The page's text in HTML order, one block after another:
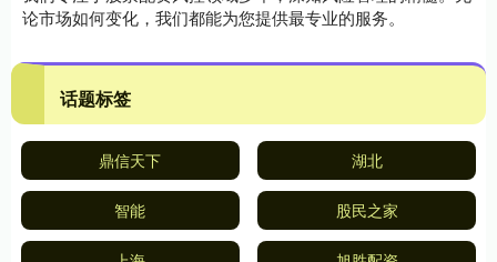
论市场如何变化，我们都能为您提供最专业的服务。
话题标签
鼎信天下 湖北
智能 股民之家